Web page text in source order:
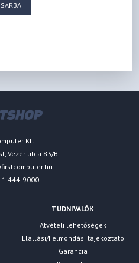
Kft.
Vezér utca 83/B
1 444-9000
TUDNIVALÓK
Átvételi lehetőségek
Elállási/Felmondási tájékoztató
Garancia